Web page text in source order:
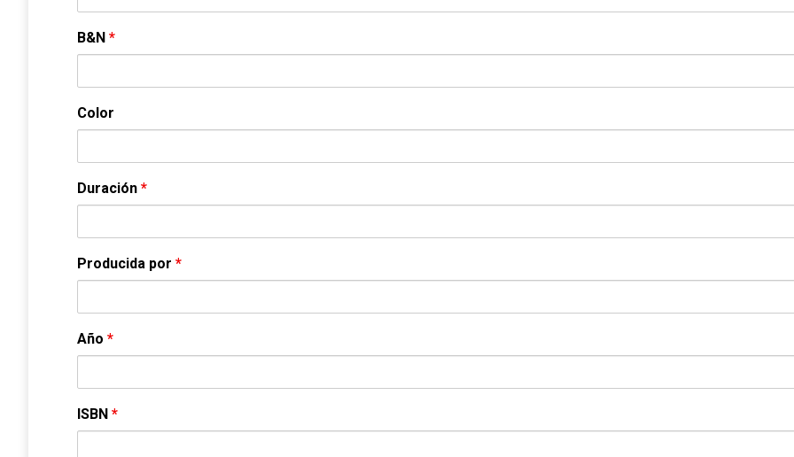
B&N *
Color
Duración *
Producida por *
Año *
ISBN *